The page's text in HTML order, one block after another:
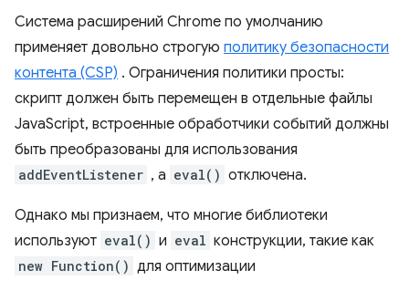
Система расширений Chrome по умолчанию
применяет довольно строгую политику безопасности
контента (CSP) . Ограничения политики просты:
скрипт должен быть перемещен в отдельные файлы
JavaScript, встроенные обработчики событий должны
быть преобразованы для использования
addEventListener , а eval() отключена.
Однако мы признаем, что многие библиотеки
используют eval() и eval конструкции, такие как
new Function() для оптимизации